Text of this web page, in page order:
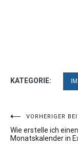
KATEGORIE:
VORHERIGER
Wie erstelle ich einen
Monatskalender in